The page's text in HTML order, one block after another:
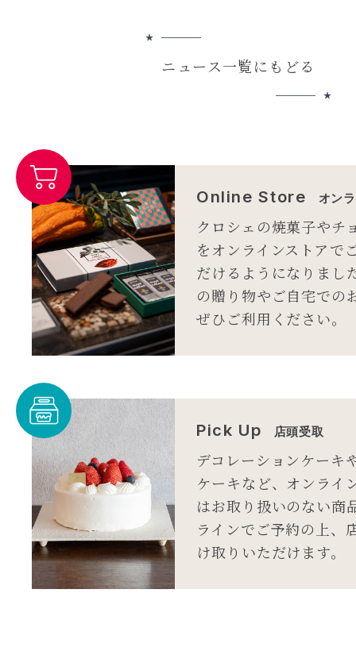
ニュース一覧にもどる
Online Store オン
クロシェの焼菓子やチ
をオンラインストアで
だけるようになりまし
の贈り物やご自宅での
ぜひご利用ください。
Pick Up 店頭受取
デコレーションケーキ
ケーキなど、オンライ
はお取り扱いのない商
ラインでご予約の上、
け取りいただけます。